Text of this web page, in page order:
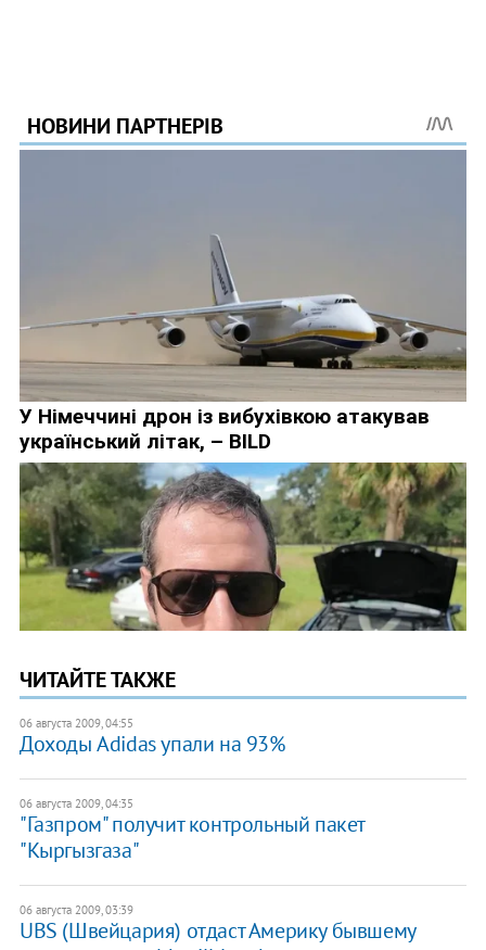
ЧИТАЙТЕ ТАКЖЕ
06 августа 2009, 04:55
Доходы Adidas упали на 93%
06 августа 2009, 04:35
"Газпром" получит контрольный пакет
"Кыргызгаза"
06 августа 2009, 03:39
UBS (Швейцария) отдаст Америку бывшему